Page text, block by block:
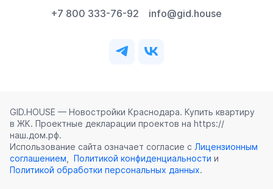
+7 800 333-76-92 info@gid.house
GID.HOUSE — Новостройки Краснодара. Купить квартиру
в ЖК. Проектные декларации проектов на https://
наш.дом.рф.
Использование сайта означает согласие с Лицензионным
соглашением
Политикой конфиденциальности и
Политикой обработки персональных данных.